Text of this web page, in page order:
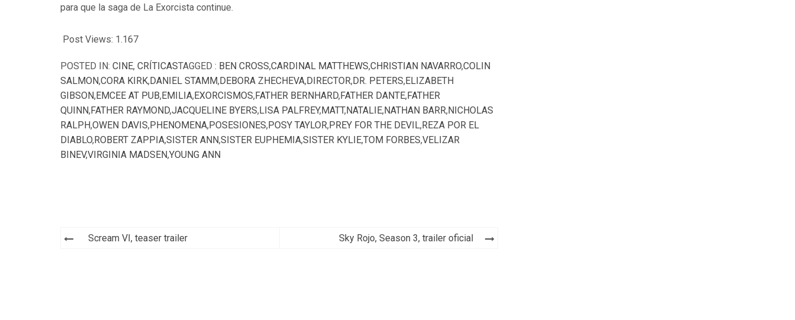
para que la saga de La Exorcista continue.
Post Views: 1.167
POSTED IN: CINE, CRÍTICASTAGGED : BEN CROSS,CARDINAL MATTHEWS,CHRISTIAN NAVARRO,COLIN
SALMON,CORA KIRK,DANIEL STAMM,DEBORA ZHECHEVA,DIRECTOR,DR. PETERS,ELIZABETH
GIBSON,EMCEE AT PUB,EMILIA,EXORCISMOS,FATHER BERNHARD,FATHER DANTE,FATHER
QUINN,FATHER RAYMOND,JACQUELINE BYERS,LISA PALFREY,MATT,NATALIE,NATHAN BARR,NICHOLAS
RALPH,OWEN DAVIS,PHENOMENA,POSESIONES,POSY TAYLOR,PREY FOR THE DEVIL,REZA POR EL
DIABLO,ROBERT ZAPPIA,SISTER ANN,SISTER EUPHEMIA,SISTER KYLIE,TOM FORBES,VELIZAR
BINEV,VIRGINIA MADSEN,YOUNG ANN
Navegación
Scream VI, teaser trailer Sky Rojo, Season 3, trailer oficial